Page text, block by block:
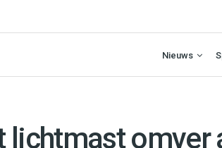
Nieuws
omver